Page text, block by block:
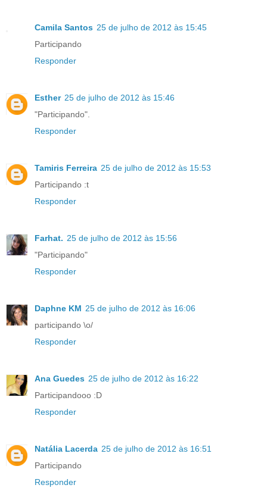
Camila Santos 25 de julho de 2012 às 15:45
Participando
Responder
Esther 25 de julho de 2012 às 15:46
"Participando".
Responder
Tamiris Ferreira 25 de julho de 2012 às 15:53
Participando :t
Responder
Farhat. 25 de julho de 2012 às 15:56
"Participando"
Responder
Daphne KM 25 de julho de 2012 às 16:06
participando \o/
Responder
Ana Guedes 25 de julho de 2012 às 16:22
Participandooo :D
Responder
Natália Lacerda 25 de julho de 2012 às 16:51
Participando
Responder